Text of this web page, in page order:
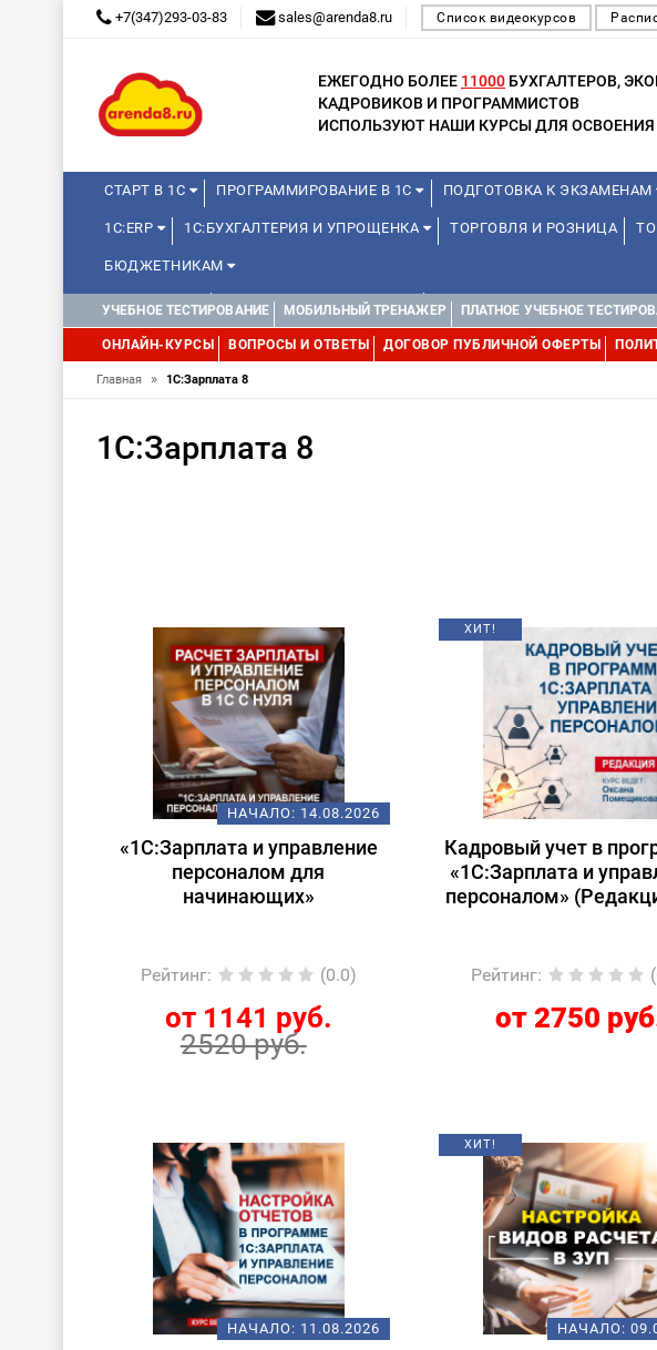
+7(347)293-03-83 sales@arenda8.ru Список видеокурсов
ЕЖЕГОДНО БОЛЕЕ 11000 БУХГАЛТЕРОВ,
КАДРОВИКОВ И ПРОГРАММИСТОВ
ИСПОЛЬЗУЮТ НАШИ КУРСЫ ДЛЯ ОСВОЕНИЯ
СТАРТ В 1С ПРОГРАММИРОВАНИЕ В 1С ПОДГОТОВКА К ЭКЗАМЕНАМ
1С:ERP 1С:БУХГАЛТЕРИЯ И УПРОЩЕНКА ТОРГОВЛЯ И РОЗНИЦА
БЮДЖЕТНИКАМ
МИНИ-КУРСЫ КУРСЫ ДЛЯ ШКОЛЬНИКОВ КУРСЫ ДЛЯ
УПРАВЛЕНИЕ ПРОЕКТАМИ УПРАВЛЕНЦАМ ДРУГИЕ 1С:МЕДИЦИНА
УЧЕБНОЕ ТЕСТИРОВАНИЕ МОБИЛЬНЫЙ ТРЕНАЖЕР ПЛАТНОЕ УЧЕБНОЕ
ОНЛАЙН-КУРСЫ ВОПРОСЫ И ОТВЕТЫ ДОГОВОР ПУБЛИЧНОЙ ОФЕРТЫ
Главная » 1С:Зарплата 8
1С:Зарплата 8
НАЧАЛО: 14.08.2026
«1С:Зарплата и управление
персоналом для
начинающих»
Рейтинг: (0.0)
от 1141 руб.
2520 руб.
ХИТ!
Кадровый учет в
«1С:Зарплата и
персоналом»
Рейтинг:
от 2750
НАЧАЛО: 11.08.2026
ХИТ!
НАЧАЛО: